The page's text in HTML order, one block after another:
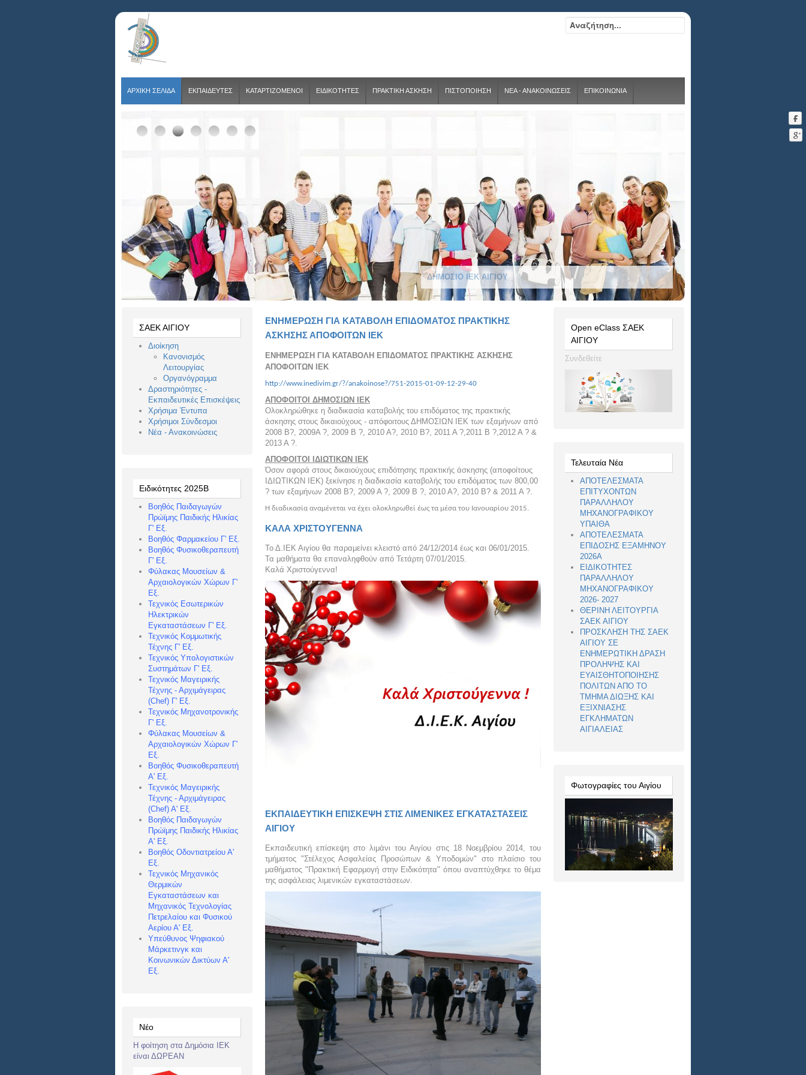
ΑΡΧΙΚΗ ΣΕΛΙΔΑ ΕΚΠΑΙΔΕΥΤΕΣ ΚΑΤΑΡΤΙΖΟΜΕΝΟΙ ΕΙΔΙΚΟΤΗΤΕΣ ΠΡΑΚΤΙΚΗ ΑΣΚΗΣΗ ΠΙΣΤΟΠΟΙΗΣΗ ΝΕΑ - ΑΝΑΚΟΙΝΩΣΕΙΣ ΕΠΙΚΟΙΝΩΝΙΑ
ΔΗΜΟΣΙΟ ΙΕΚ ΑΙΓΙΟΥ
ΣΑΕΚ ΑΙΓΙΟΥ
Διοίκηση
Κανονισμός
Λειτουργίας
Οργανόγραμμα
Δραστηριότητες -
Εκπαιδευτικές Επισκέψεις
Χρήσιμα Έντυπα
Χρήσιμοι Σύνδεσμοι
Νέα - Ανακοινώσεις
Ειδικότητες 2025Β
Βοηθός Παιδαγωγών
Πρώϊμης Παιδικής Ηλικίας
Γ' Εξ.
Βοηθός Φαρμακείου Γ' Εξ.
Βοηθός Φυσικοθεραπευτή
Γ' Εξ.
Φύλακας Μουσείων &
Αρχαιολογικών Χώρων Γ'
Εξ.
Τεχνικός Εσωτερικών
Ηλεκτρικών
Εγκαταστάσεων Γ' Εξ.
Τεχνικός Κομμωτικής
Τέχνης Γ' Εξ.
Τεχνικός Υπολογιστικών
Συστημάτων Γ' Εξ.
Τεχνικός Μαγειρικής
Τέχνης - Αρχιμάγειρας
(Chef) Γ' Εξ.
Τεχνικός Μηχανοτρονικής
Γ' Εξ.
Φύλακας Μουσείων &
Αρχαιολογικών Χώρων Γ'
Εξ.
Βοηθός Φυσικοθεραπευτή
Α' Εξ.
Τεχνικός Μαγειρικής
Τέχνης - Αρχιμάγειρας
(Chef) Α' Εξ.
Βοηθός Παιδαγωγών
Πρώϊμης Παιδικής Ηλικίας
Α' Εξ.
Βοηθός Οδοντιατρείου Α'
Εξ.
Τεχνικός Μηχανικός
Θερμικών
Εγκαταστάσεων και
Μηχανικός Τεχνολογίας
Πετρελαίου και Φυσικού
Αερίου Α' Εξ.
Υπεύθυνος Ψηφιακού
Μάρκετινγκ και
Κοινωνικών Δικτύων Α'
Εξ.
Νέο
Η φοίτηση στα Δημόσια ΙΕΚ
είναι ΔΩΡΕΑΝ
ΕΝΗΜΕΡΩΣΗ ΓΙΑ ΚΑΤΑΒΟΛΗ ΕΠΙΔΟΜΑΤΟΣ ΠΡΑΚΤΙΚΗΣ
ΑΣΚΗΣΗΣ ΑΠΟΦΟΙΤΩΝ ΙΕΚ
ΕΝΗΜΕΡΩΣΗ ΓΙΑ ΚΑΤΑΒΟΛΗ ΕΠΙΔΟΜΑΤΟΣ ΠΡΑΚΤΙΚΗΣ ΑΣΚΗΣΗΣ
ΑΠΟΦΟΙΤΩΝ ΙΕΚ
http://www.inedivim.gr/?/anakoinose?/751-2015-01-09-12-29-40
ΑΠΟΦΟΙΤΟΙ ΔΗΜΟΣΙΩΝ ΙΕΚ
Ολοκληρώθηκε η διαδικασία καταβολής του επιδόματος της πρακτικής
άσκησης στους δικαιούχους - απόφοιτους ΔΗΜΟΣΙΩΝ ΙΕΚ των εξαμήνων από
2008 Β?, 2009Α ?, 2009 Β ?, 2010 Α?, 2010 Β?, 2011 Α ?,2011 Β ?,2012 Α ? &
2013 Α ?.
ΑΠΟΦΟΙΤΟΙ ΙΔΙΩΤΙΚΩΝ ΙΕΚ
Όσον αφορά στους δικαιούχους επιδότησης πρακτικής άσκησης (αποφοίτους
ΙΔΙΩΤΙΚΩΝ ΙΕΚ) ξεκίνησε η διαδικασία καταβολής του επιδόματος των 800,00
? των εξαμήνων 2008 Β?, 2009 Α ?, 2009 Β ?, 2010 Α?, 2010 Β? & 2011 Α ?.
Η διαδικασία αναμένεται να έχει ολοκληρωθεί έως τα μέσα του Ιανουαρίου 2015.
ΚΑΛΑ ΧΡΙΣΤΟΥΓΕΝΝΑ
Το Δ.ΙΕΚ Αιγίου θα παραμείνει κλειστό από 24/12/2014 έως και 06/01/2015.
Τα μαθήματα θα επαναληφθούν από Τετάρτη 07/01/2015.
Καλά Χριστούγεννα!
ΕΚΠΑΙΔΕΥΤΙΚΗ ΕΠΙΣΚΕΨΗ ΣΤΙΣ ΛΙΜΕΝΙΚΕΣ ΕΓΚΑΤΑΣΤΑΣΕΙΣ
ΑΙΓΙΟΥ
Εκπαιδευτική επίσκεψη στο λιμάνι του Αιγίου στις 18 Νοεμβρίου 2014, του
τμήματος "Στέλεχος Ασφαλείας Προσώπων & Υποδομών" στο πλαίσιο του
μαθήματος "Πρακτική Εφαρμογή στην Ειδικότητα" όπου αναπτύχθηκε το θέμα
της ασφάλειας λιμενικών εγκαταστάσεων.
Open eClass ΣΑΕΚ
ΑΙΓΙΟΥ
Συνδεθείτε
Τελευταία Νέα
ΑΠΟΤΕΛΕΣΜΑΤΑ
ΕΠΙΤΥΧΟΝΤΩΝ
ΠΑΡΑΛΛΗΛΟΥ
ΜΗΧΑΝΟΓΡΑΦΙΚΟΥ
ΥΠΑΙΘΑ
ΑΠΟΤΕΛΕΣΜΑΤΑ
ΕΠΙΔΟΣΗΣ ΕΞΑΜΗΝΟΥ
2026Α
ΕΙΔΙΚΟΤΗΤΕΣ
ΠΑΡΑΛΛΗΛΟΥ
ΜΗΧΑΝΟΓΡΑΦΙΚΟΥ
2026- 2027
ΘΕΡΙΝΗ ΛΕΙΤΟΥΡΓΙΑ
ΣΑΕΚ ΑΙΓΙΟΥ
ΠΡΟΣΚΛΗΣΗ ΤΗΣ ΣΑΕΚ
ΑΙΓΙΟΥ ΣΕ
ΕΝΗΜΕΡΩΤΙΚΗ ΔΡΑΣΗ
ΠΡΟΛΗΨΗΣ ΚΑΙ
ΕΥΑΙΣΘΗΤΟΠΟΙΗΣΗΣ
ΠΟΛΙΤΩΝ ΑΠΟ ΤΟ
ΤΜΗΜΑ ΔΙΩΞΗΣ ΚΑΙ
ΕΞΙΧΝΙΑΣΗΣ
ΕΓΚΛΗΜΑΤΩΝ
ΑΙΓΙΑΛΕΙΑΣ
Φωτογραφίες του Αιγίου